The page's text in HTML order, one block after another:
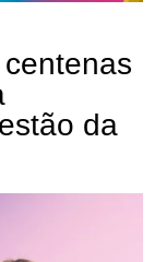
da